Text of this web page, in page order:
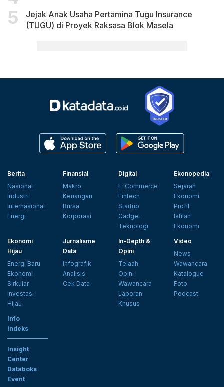
Jejak Anak Usaha Pertamina Tugu Insurance
(TUGU) di Proyek Raksasa Blok Masela
Berita
Nasional
Industri
Internasional
Energi
Finansial
Makro
Keuangan
Bursa
Korporasi
Digital
E-Commerce
Fintech
Startup
Gadget
Teknologi
Ekonopedia
Sejarah
Ekonomi
Profil
Istilah
Ekonomi
Ekonomi
Hijau
Energi Baru
Ekonomi
Sirkular
Investasi
Hijau
Jurnalisme
Data
Infografik
Analisis
Cek Data
In-Depth &
Opini
Telaah
Opini
Wawancara
Laporan
Khusus
Video
News
Wawancara
Katalogue
Foto
Podcast
Info
Indeks
Insight
Center
Databoks
Event